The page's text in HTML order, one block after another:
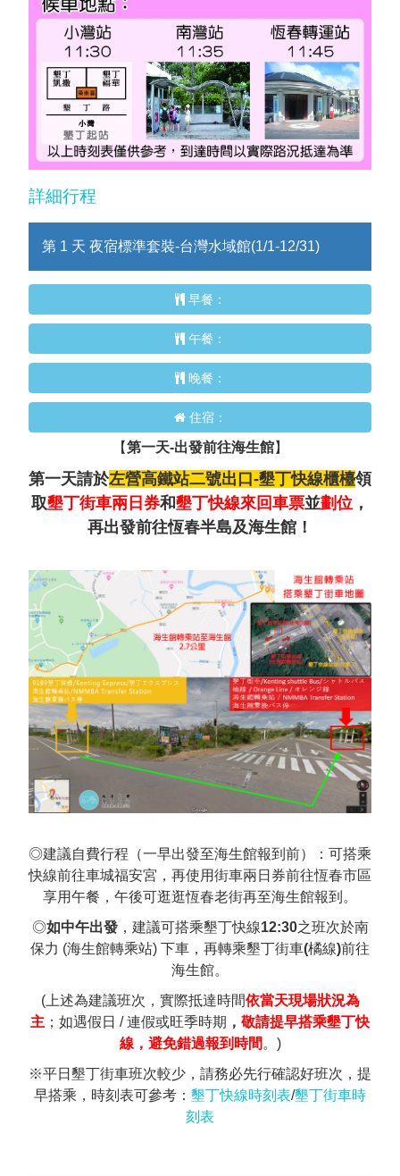
詳細行程
第 1 天 夜宿標準套裝-台灣水域館(1/1-12/31)
早餐：
午餐：
晚餐：
住宿：
【第一天-出發前往海生館】
第一天請於左營高鐵站二號出口-墾丁快線櫃檯領
取墾丁街車兩日券和墾丁快線來回車票並劃位 ，
再出發前往恆春半島及海生館！
◎建議自費行程（一早出發至海生館報到前）：可搭乘
快線前往車城福安宮，再使用街車兩日券前往恆春市區
享用午餐，午後可逛逛恆春老街再至海生館報到。
◎如中午出發，建議可搭乘墾丁快線12:30之班次於南
保力 (海生館轉乘站) 下車，再轉乘墾丁街車(橘線)前往
海生館。
(上述為建議班次，實際抵達時間依當天現場狀況為
主 ；如遇假日 / 連假或旺季時期 ， 敬請提早搭乘墾丁快
線，避免錯過報到時間 。)
※平日墾丁街車班次較少，請務必先行確認好班次，提
早搭乘，時刻表可參考： 墾丁快線時刻表/墾丁街車時
刻表